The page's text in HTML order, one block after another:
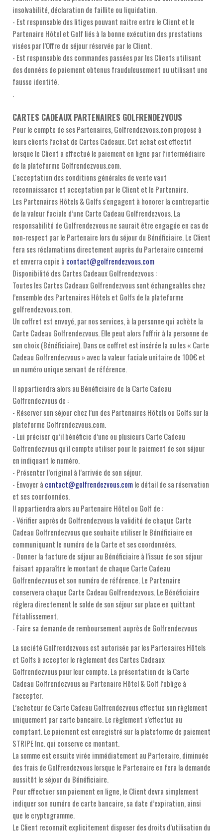
insolvabilité, déclaration de faillite ou liquidation.
- Est responsable des litiges pouvant naitre entre le Client et le
Partenaire Hôtel et Golf liés à la bonne exécution des prestations
visées par l’Offre de séjour réservée par le Client.
- Est responsable des commandes passées par les Clients utilisant
des données de paiement obtenus frauduleusement ou utilisant une
fausse identité.
.
CARTES CADEAUX PARTENAIRES GOLFRENDEZVOUS
Pour le compte de ses Partenaires, Golfrendezvous.com propose à
leurs clients l’achat de Cartes Cadeaux. Cet achat est effectif
lorsque le Client a effectué le paiement en ligne par l’intermédiaire
de la plateforme Golfrendezvous.com.
L'acceptation des conditions générales de vente vaut
reconnaissance et acceptation par le Client et le Partenaire.
Les Partenaires Hôtels & Golfs s'engagent à honorer la contrepartie
de la valeur faciale d’une Carte Cadeau Golfrendezvous. La
responsabilité de Golfrendezvous ne saurait être engagée en cas de
non-respect par le Partenaire lors du séjour du Bénéficiaire. Le Client
fera ses réclamations directement auprès du Partenaire concerné
et enverra copie à contact@golfrendezvous.com
Disponibilité des Cartes Cadeaux Golfrendezvous :
Toutes les Cartes Cadeaux Golfrendezvous sont échangeables chez
l’ensemble des Partenaires Hôtels et Golfs de la plateforme
golfrendezvous.com.
Un coffret est envoyé, par nos services, à la personne qui achète la
Carte Cadeau Golfrendezvous. Elle peut alors l’offrir à la personne de
son choix (Bénéficiaire). Dans ce coffret est insérée la ou les « Carte
Cadeau Golfrendezvous » avec la valeur faciale unitaire de 100€ et
un numéro unique servant de référence.
Il appartiendra alors au Bénéficiaire de la Carte Cadeau
Golfrendezvous de :
- Réserver son séjour chez l’un des Partenaires Hôtels ou Golfs sur la
plateforme Golfrendezvous.com.
- Lui préciser qu’il bénéficie d’une ou plusieurs Carte Cadeau
Golfrendezvous qu'il compte utiliser pour le paiement de son séjour
en indiquant le numéro.
- Présenter l’original à l’arrivée de son séjour.
- Envoyer à contact@golfrendezvous.comle détail de sa réservation
et ses coordonnées.
Il appartiendra alors au Partenaire Hôtel ou Golf de :
- Vérifier auprès de Golfrendezvous la validité de chaque Carte
Cadeau Golfrendezvous que souhaite utiliser le Bénéficiaire en
communiquant le numéro de la Carte et ses coordonnées.
- Donner la facture de séjour au Bénéficiaire à l’issue de son séjour
faisant apparaître le montant de chaque Carte Cadeau
Golfrendezvous et son numéro de référence. Le Partenaire
conservera chaque Carte Cadeau Golfrendezvous. Le Bénéficiaire
réglera directement le solde de son séjour sur place en quittant
l’établissement.
- Faire sa demande de remboursement auprès de Golfrendezvous
La société Golfrendezvous est autorisée par les Partenaires Hôtels
et Golfs à accepter le règlement des Cartes Cadeaux
Golfrendezvous pour leur compte. La présentation de la Carte
Cadeau Golfrendezvous au Partenaire Hôtel & Golf l’oblige à
l’accepter.
L’acheteur de Carte Cadeau Golfrendezvous effectue son règlement
uniquement par carte bancaire. Le règlement s’effectue au
comptant. Le paiement est enregistré sur la plateforme de paiement
STRIPE Inc. qui conserve ce montant.
La somme est ensuite virée immédiatement au Partenaire, diminuée
des frais de Golfrendezvous lorsque le Partenaire en fera la demande
aussitôt le séjour du Bénéficiaire.
Pour effectuer son paiement en ligne, le Client devra simplement
indiquer son numéro de carte bancaire, sa date d’expiration, ainsi
que le cryptogramme.
Le Client reconnaît explicitement disposer des droits d’utilisation du